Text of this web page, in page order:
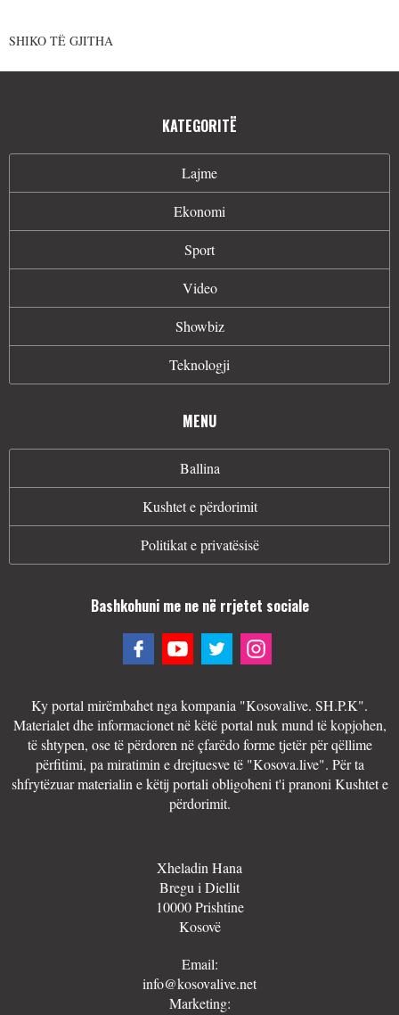
SHIKO TË GJITHA
KATEGORITË
Lajme
Ekonomi
Sport
Video
Showbiz
Teknologji
MENU
Ballina
Kushtet e përdorimit
Politikat e privatësisë
Bashkohuni me ne në rrjetet sociale
Ky portal mirëmbahet nga kompania "Kosovalive. SH.P.K".
Materialet dhe informacionet në këtë portal nuk mund të kopjohen,
të shtypen, ose të përdoren në çfarëdo forme tjetër për qëllime
përfitimi, pa miratimin e drejtuesve të "Kosova.live". Për ta
shfrytëzuar materialin e këtij portali obligoheni t'i pranoni Kushtet e
përdorimit.
Xheladin Hana
Bregu i Diellit
10000 Prishtine
Kosovë
Email:
info@kosovalive.net
Marketing: